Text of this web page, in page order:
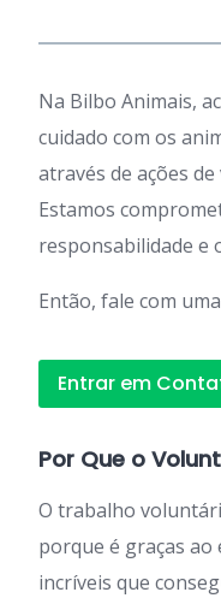
Na Bilbo Animais,
cuidado com os
através de ações
Estamos
responsabilidade e
Então, fale com
Entrar em
Por Que o
O trabalho
porque é graças ao
incríveis que